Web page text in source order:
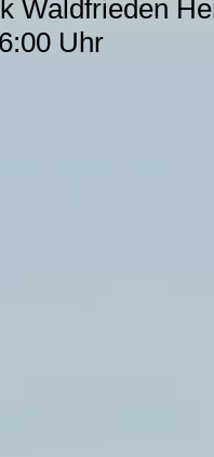
Waldfrieden
Uhr